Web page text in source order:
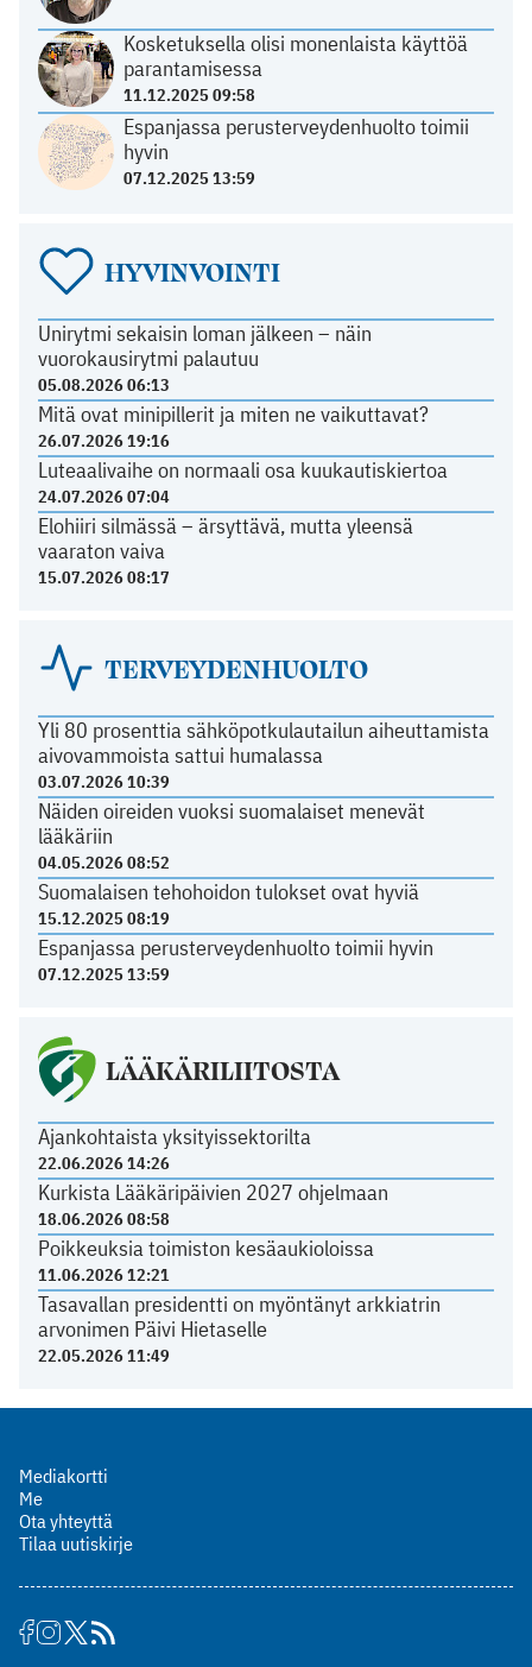
Kosketuksella olisi monenlaista käyttöä
parantamisessa
11.12.2025 09:58
Espanjassa perusterveydenhuolto toimii
hyvin
07.12.2025 13:59
HYVINVOINTI
Unirytmi sekaisin loman jälkeen – näin
vuorokausirytmi palautuu
05.08.2026 06:13
Mitä ovat minipillerit ja miten ne vaikuttavat?
26.07.2026 19:16
Luteaalivaihe on normaali osa kuukautiskiertoa
24.07.2026 07:04
Elohiiri silmässä – ärsyttävä, mutta yleensä
vaaraton vaiva
15.07.2026 08:17
TERVEYDENHUOLTO
Yli 80 prosenttia sähköpotkulautailun aiheuttamista
aivovammoista sattui humalassa
03.07.2026 10:39
Näiden oireiden vuoksi suomalaiset menevät
lääkäriin
04.05.2026 08:52
Suomalaisen tehohoidon tulokset ovat hyviä
15.12.2025 08:19
Espanjassa perusterveydenhuolto toimii hyvin
07.12.2025 13:59
LÄÄKÄRILIITOSTA
Ajankohtaista yksityissektorilta
22.06.2026 14:26
Kurkista Lääkäripäivien 2027 ohjelmaan
18.06.2026 08:58
Poikkeuksia toimiston kesäaukioloissa
11.06.2026 12:21
Tasavallan presidentti on myöntänyt arkkiatrin
arvonimen Päivi Hietaselle
22.05.2026 11:49
Mediakortti
Me
Ota yhteyttä
Tilaa uutiskirje